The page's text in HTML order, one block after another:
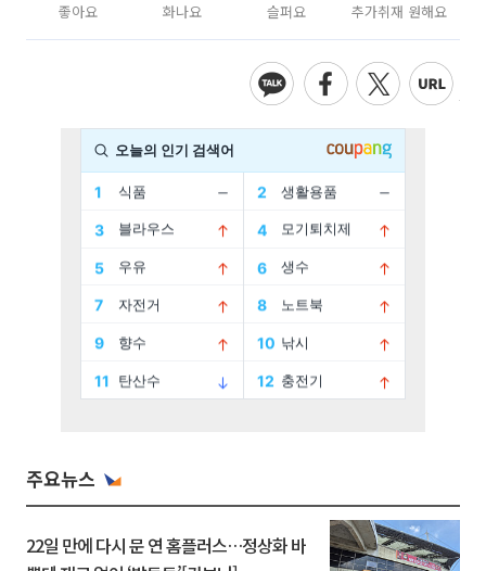
좋아요 화나요 슬퍼요 추가취재 원해요
주요뉴스
22일 만에 다시 문 연 홈플러스…정상화 바